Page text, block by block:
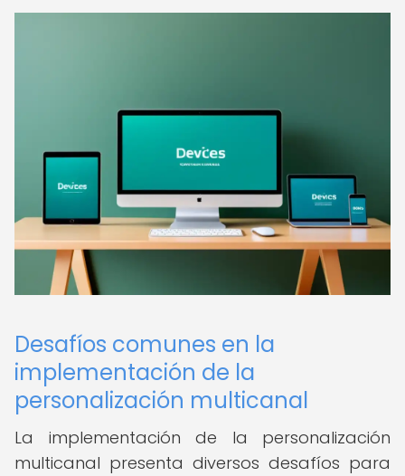
Desafíos comunes en la
implementación de la
personalización multicanal
La implementación de la personalización
multicanal presenta diversos desafíos para